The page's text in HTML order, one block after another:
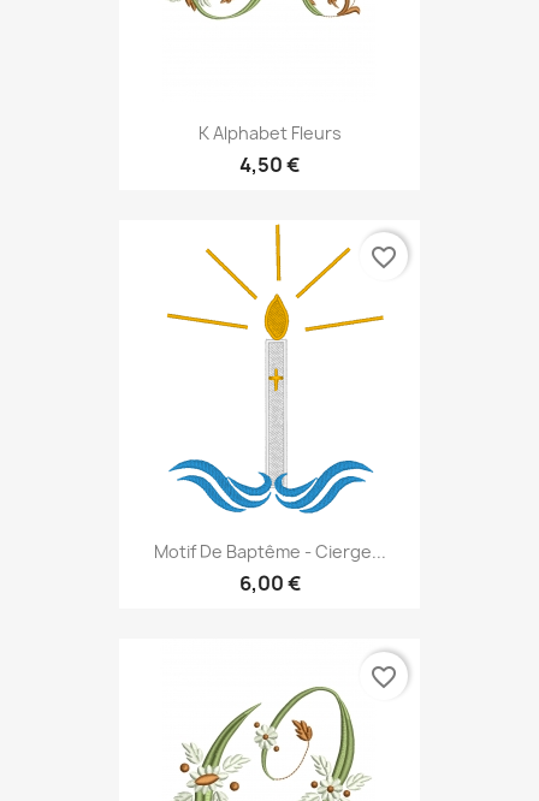
K Alphabet Fleurs
4,50 €
Motif De Baptême - Cierge...
6,00 €
favorite_border
favorite_border